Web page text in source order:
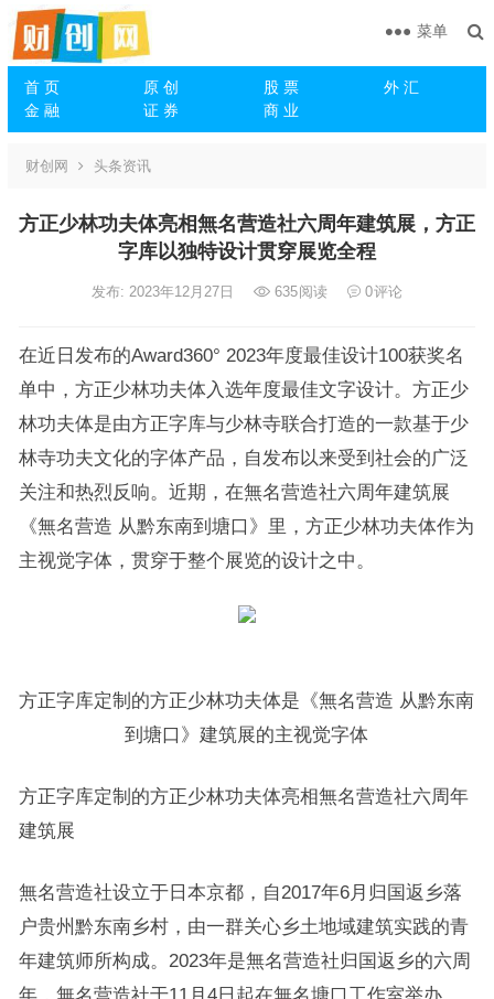
首 页 原 创 股 票
外 汇
金 融
证 券 商 业
菜单
财创网 头条资讯
​方正少林功夫体亮相無名营造社六周年建筑展，方正
字库以独特设计贯穿展览全程
发布: 2023年12月27日 635阅读 0评论
在近日发布的Award360° 2023年度最佳设计100获奖名
单中，方正少林功夫体入选年度最佳文字设计。方正少
林功夫体是由方正字库与少林寺联合打造的一款基于少
林寺功夫文化的字体产品，自发布以来受到社会的广泛
关注和热烈反响。近期，在無名营造社六周年建筑展
《無名营造 从黔东南到塘口》里，方正少林功夫体作为
主视觉字体，贯穿于整个展览的设计之中。
方正字库定制的方正少林功夫体是《無名营造 从黔东南
到塘口》建筑展的主视觉字体
方正字库定制的方正少林功夫体亮相無名营造社六周年
建筑展
無名营造社设立于日本京都，自2017年6月归国返乡落
户贵州黔东南乡村，由一群关心乡土地域建筑实践的青
年建筑师所构成。2023年是無名营造社归国返乡的六周
年，無名营造社于11月4日起在無名塘口工作室举办